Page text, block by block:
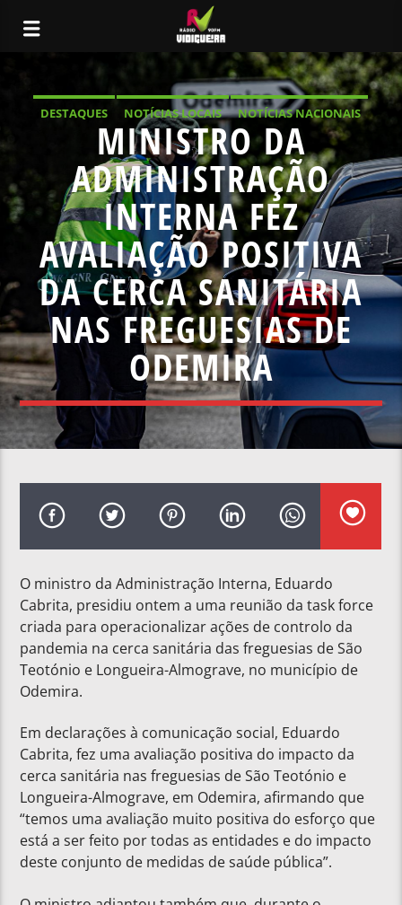
DESTAQUES NOTÍCIAS LOCAIS NOTÍCIAS NACIONAIS
MINISTRO DA
ADMINISTRAÇÃO
INTERNA FEZ
AVALIAÇÃO POSITIVA
DA CERCA SANITÁRIA
NAS FREGUESIAS DE
ODEMIRA
O ministro da Administração Interna, Eduardo
Cabrita, presidiu ontem a uma reunião da task force
criada para operacionalizar ações de controlo da
pandemia na cerca sanitária das freguesias de São
Teotónio e Longueira-Almograve, no município de
Odemira.
Em declarações à comunicação social, Eduardo
Cabrita, fez uma avaliação positiva do impacto da
cerca sanitária nas freguesias de São Teotónio e
Longueira-Almograve, em Odemira, afirmando que
“temos uma avaliação muito positiva do esforço que
está a ser feito por todas as entidades e do impacto
deste conjunto de medidas de saúde pública”.